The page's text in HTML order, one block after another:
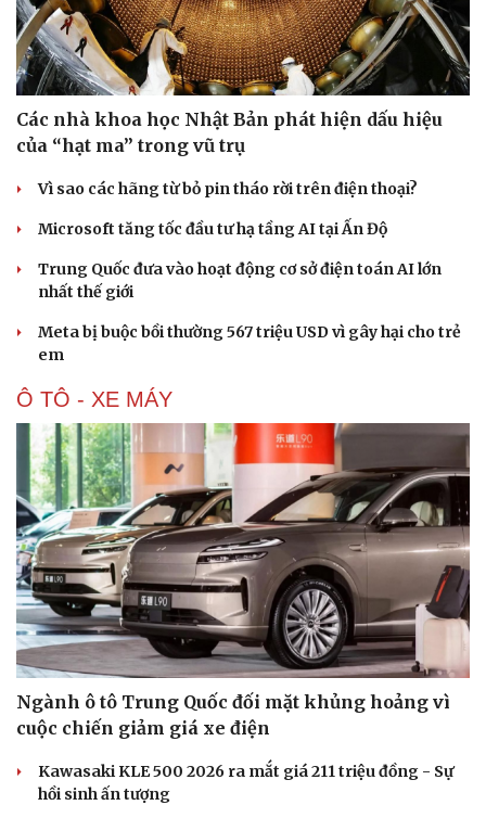
Văn hóa
Sân khấu - Điện ảnh
Văn học
Âm nhạc
Di sản
Giải trí
Nghệ sĩ
Thời trang
Sao Việt
Các nhà khoa học Nhật Bản phát hiện dấu hiệu
của “hạt ma” trong vũ trụ
Vì sao các hãng từ bỏ pin tháo rời trên điện thoại?
Microsoft tăng tốc đầu tư hạ tầng AI tại Ấn Độ
Trung Quốc đưa vào hoạt động cơ sở điện toán AI lớn
nhất thế giới
Meta bị buộc bồi thường 567 triệu USD vì gây hại cho trẻ
em
Ô TÔ - XE MÁY
Ngành ô tô Trung Quốc đối mặt khủng hoảng vì
cuộc chiến giảm giá xe điện
Kawasaki KLE 500 2026 ra mắt giá 211 triệu đồng - Sự
hồi sinh ấn tượng